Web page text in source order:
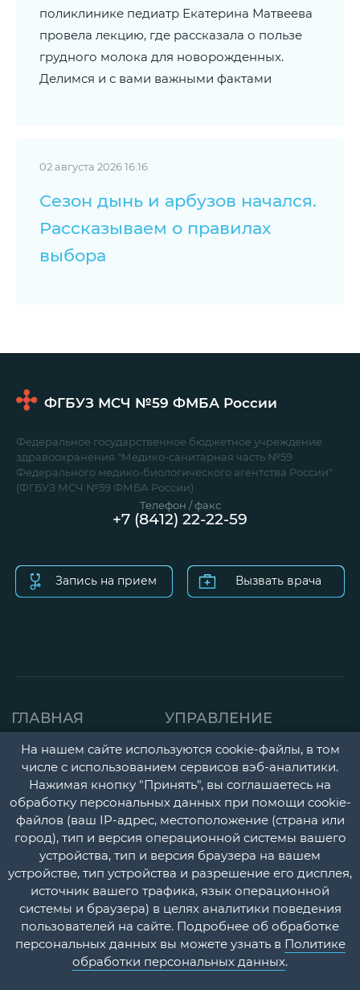
поликлинике педиатр Екатерина Матвеева
провела лекцию, где рассказала о пользе
грудного молока для новорожденных.
Делимся и с вами важными фактами
02 августа 2026 16:16
Сезон дынь и арбузов начался.
Рассказываем о правилах
выбора
ФГБУЗ МСЧ №59 ФМБА России
Федеральное государственное бюджетное учреждение
здравоохранения "Медико-санитарная часть №59
Федерального медико-биологического агентства России"
(ФГБУЗ МСЧ №59 ФМБА России)
ГЛАВНАЯ
О НАС
НОВОСТИ
ДОКУМЕНТЫ
УЧЕТНАЯ
ПОЛИТИКА
КОНТАКТЫ
ВОПРОС-
ОТВЕТ
УПРАВЛЕНИЕ
ДЕТСКАЯ
ГОРОДСКАЯ
ПОЛИКЛИНИКА
ПЕРИНАТАЛЬНЫЙ
И НАРКОЛОГИЧЕСКИЙ
ДИСПАНСЕРЫ
СТАЦИОНАР
ПЛАТНЫЕ
Запись на прием Вызвать врача
Телефон / факс
+7 (8412) 22-22-59
На нашем сайте используются cookie-файлы, в том
числе с использованием сервисов вэб-аналитики.
Нажимая кнопку "Принять", вы соглашаетесь на
обработку персональных данных при помощи cookie-
файлов (ваш IP-адрес, местоположение (страна или
город), тип и версия операционной системы вашего
устройства, тип и версия браузера на вашем
устройстве, тип устройства и разрешение его дисплея,
источник вашего трафика, язык операционной
системы и браузера) в целях аналитики поведения
пользователей на сайте. Подробнее об обработке
персональных данных вы можете узнать в Политике
обработки персональных данных